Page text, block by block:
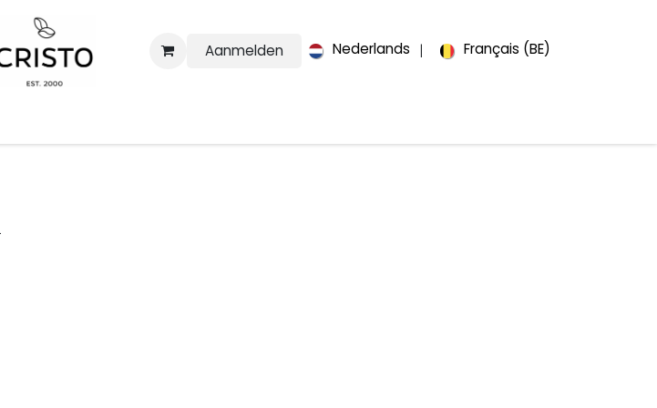
Aanmelden Nederlands Français (BE)